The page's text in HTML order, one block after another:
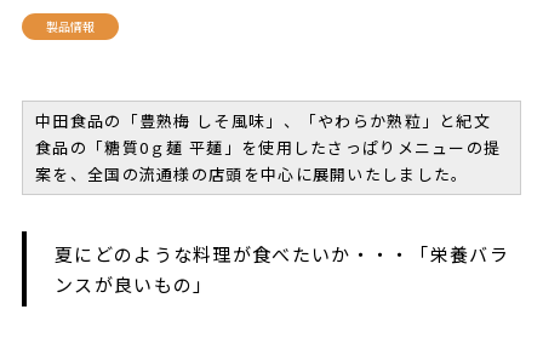
製品情報
中田食品の「豊熟梅 しそ風味」、「やわらか熟粒」と紀文
食品の「糖質0ｇ麺 平麺」を使用したさっぱりメニューの提
案を、全国の流通様の店頭を中心に展開いたしました。
夏にどのような料理が食べたいか・・・「栄養バラ
ンスが良いもの」